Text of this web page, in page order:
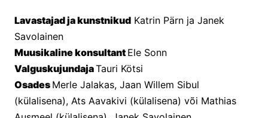
Lavastajad ja kunstnikud Katrin Pärn ja Janek
Savolainen
Muusikaline konsultant Ele Sonn
Valguskujundaja Tauri Kötsi
Osades Merle Jalakas, Jaan Willem Sibul
(külalisena), Ats Aavakivi (külalisena) või Mathias